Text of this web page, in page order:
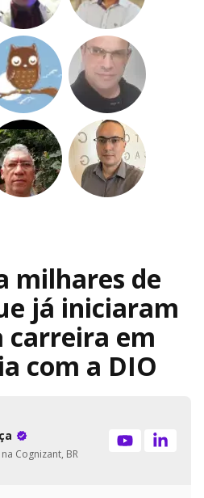
milhares de
já iniciaram
carreira em
com a DIO
Cognizant, BR